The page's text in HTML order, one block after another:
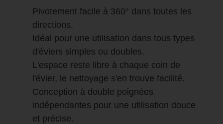
Pivotement facile à 360° dans toutes les
directions.
Idéal pour une utilisation dans tous types
d'éviers simples ou doubles.
L'espace reste libre à chaque coin de
l'évier, le nettoyage s'en trouve facilité.
Conception à double poignées
indépendantes pour une utilisation douce
et précise.